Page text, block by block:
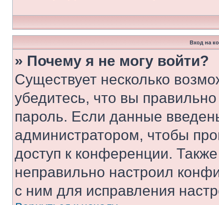
Вход на
» Почему я не могу войти?
Существует несколько
убедитесь, что вы
пароль. Если данные
администратором, чтобы
доступ к конференции.
неправильно настроил
с ним для исправления